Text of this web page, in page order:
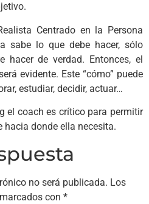
Centrado en la Persona
sabe lo que debe hacer, sólo
hacer de verdad. Entonces, el
evidente. Este “cómo” puede
estudiar, decidir, actuar…
el coach es crítico para permitir
hacia donde ella necesita.
no será publicada. Los
con *